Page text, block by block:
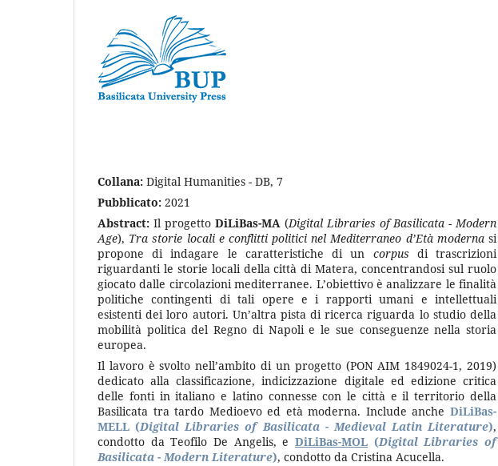
Collana: Digital Humanities - DB, 7
Pubblicato: 2021
Abstract: Il progetto DiLiBas-MA (Digital Libraries of Basilicata - Modern
Age), Tra storie locali e conflitti politici nel Mediterraneo d’Età modernasi
propone di indagare le caratteristiche di un corpus di trascrizioni
riguardanti le storie locali della città di Matera, concentrandosi sul ruolo
giocato dalle circolazioni mediterranee. L’obiettivo è analizzare le finalità
politiche contingenti di tali opere e i rapporti umani e intellettuali
esistenti dei loro autori. Un’altra pista di ricerca riguarda lo studio della
mobilità politica del Regno di Napoli e le sue conseguenze nella storia
europea.
Il lavoro è svolto nell’ambito di un progetto (PON AIM 1849024-1, 2019)
dedicato alla classificazione, indicizzazione digitale ed edizione critica
delle fonti in italiano e latino connesse con le città e il territorio della
Basilicata tra tardo Medioevo ed età moderna. Include anche DiLiBas-
MELL (Digital Libraries of Basilicata - Medieval Latin Literature),
condotto da Teofilo De Angelis, e DiLiBas-MOL (Digital Libraries of
Basilicata -Modern Literature), condotto da Cristina Acucella.